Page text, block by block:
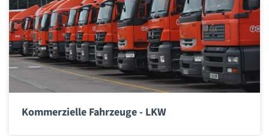
Kommerzielle Fahrzeuge - LKW